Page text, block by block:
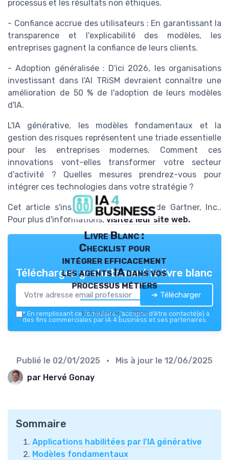
processus et les résultats non éthiques.
- Confiance accrue des utilisateurs : En garantissant la
transparence et l'explicabilité des modèles, les
entreprises gagnent la confiance de leurs clients.
- Adoption généralisée : D'ici 2026, les organisations
investissant dans l'AI TRiSM devraient connaître une
amélioration de 50 % de l'adoption de leurs modèles
d'IA.
L'IA générative, les modèles fondamentaux et la
gestion des risques représentent une triade essentielle
pour les entreprises modernes. Comment ces
innovations vont-elles transformer votre secteur
d'activité ? Quelles mesures prendrez-vous pour
intégrer ces technologies dans votre stratégie ?
Cet article s'inspire des recherches de Gartner, Inc..
Pour plus d'informations, visitez leur site web.
Livre Blanc :
Checklist pour
intégrer efficacement
les agents IA dans vos
processus métiers
IA 4 business — 2026
Téléchargez gratuitement le livre blanc
➔ Télécharger
* En remplissant ce formulaire, j’accepte d’être contacté(e) à
des fins commerciales par IA 4 business et ses partenaires.
Publié le 02/01/2025 • Mis à jour le 12/06/2025
par Hervé Gonay
Sommaire
Applications habilitées par l'IA générative
Modèles fondamentaux